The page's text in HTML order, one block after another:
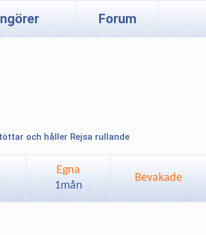
Forum
och håller Rejsa rullande
Egna
1mån
Bevakade